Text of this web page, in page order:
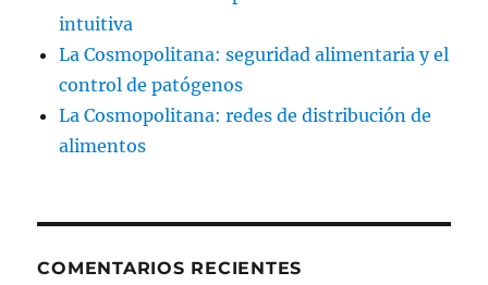
intuitiva
La Cosmopolitana: seguridad alimentaria y el
control de patógenos
La Cosmopolitana: redes de distribución de
alimentos
COMENTARIOS RECIENTES